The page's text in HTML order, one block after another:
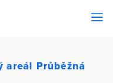
Průběžná